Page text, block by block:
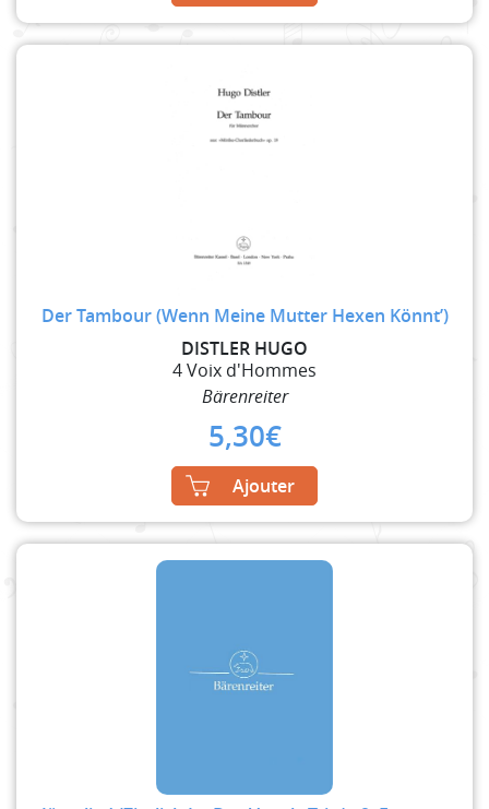
Der Tambour (Wenn Meine Mutter Hexen Könnt’)
DISTLER HUGO
4 Voix d'Hommes
Bärenreiter
5,30€
Ajouter